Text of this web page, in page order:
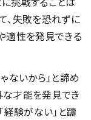
、失敗を恐れずに
適性を発見できる
ないから」と諦め
才能を発見でき
経験がない」と躊